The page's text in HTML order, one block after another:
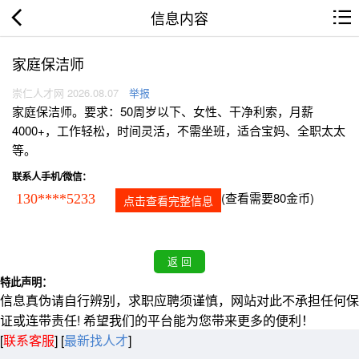
信息内容
家庭保洁师
崇仁人才网 2026.08.07 举报
家庭保洁师。要求：50周岁以下、女性、干净利索，月薪
4000+，工作轻松，时间灵活，不需坐班，适合宝妈、全职太太
等。
联系人手机/微信：
130****5233 点击查看完整信息 (查看需要80金币)
特此声明：
信息真伪请自行辨别，求职应聘须谨慎，网站对此不承担任何保
证或连带责任! 希望我们的平台能为您带来更多的便利！
[联系客服] [最新找人才]